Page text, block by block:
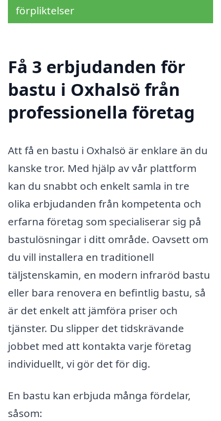
förpliktelser
Få 3 erbjudanden för
bastu i Oxhalsö från
professionella företag
Att få en bastu i Oxhalsö är enklare än du
kanske tror. Med hjälp av vår plattform
kan du snabbt och enkelt samla in tre
olika erbjudanden från kompetenta och
erfarna företag som specialiserar sig på
bastulösningar i ditt område. Oavsett om
du vill installera en traditionell
täljstenskamin, en modern infraröd bastu
eller bara renovera en befintlig bastu, så
är det enkelt att jämföra priser och
tjänster. Du slipper det tidskrävande
jobbet med att kontakta varje företag
individuellt, vi gör det för dig.
En bastu kan erbjuda många fördelar,
såsom: